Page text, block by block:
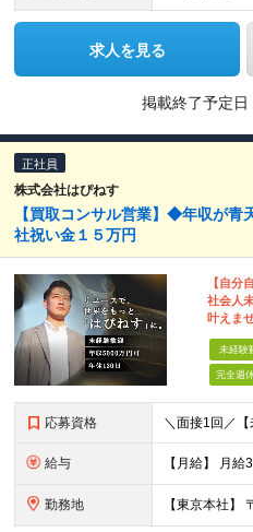
求人を見る
掲載終了予定日
正社員
株式会社はぴねす
【買取コンサル営業】◆年収が
社祝い金１５万円
【自分
社会人
叶えま
未経験
完全週
応募資格
給与
勤務地